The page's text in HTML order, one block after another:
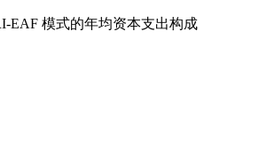
EAF 模式的年均资本支出构成